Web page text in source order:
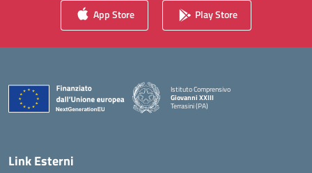
App Store Play Store
Istituto Comprensivo
Giovanni XXIII
Terrasini (PA)
Link Esterni